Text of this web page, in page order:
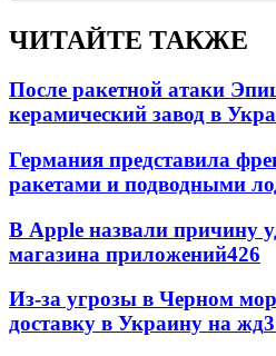
ЧИТАЙТЕ ТАКЖЕ
После ракетной атаки
керамический завод в
Германия представила
ракетами и подводными
В Apple назвали причину
магазина приложений426
Из-за угрозы в Черном
доставку в Украину на жд